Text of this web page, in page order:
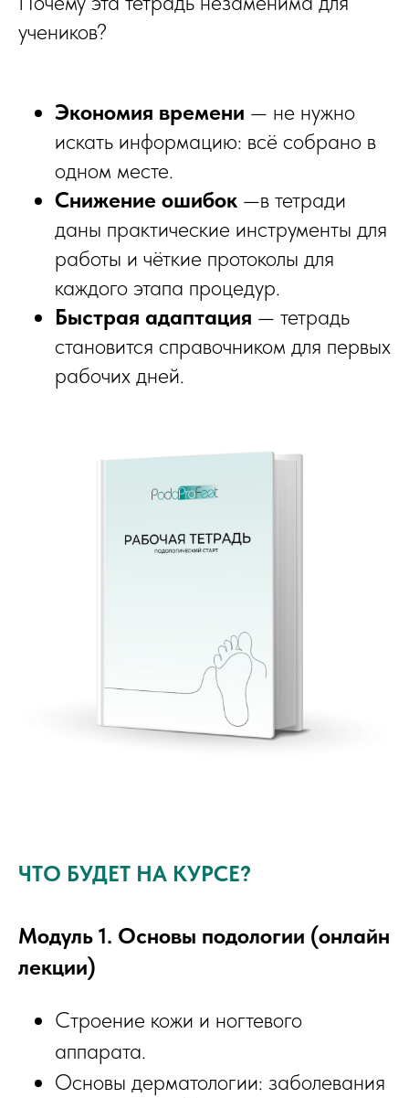
учеников?
Экономия времени — не нужно
искать информацию: всё собрано в
одном месте.
Снижение ошибок —в тетради
даны практические инструменты для
работы и чёткие протоколы для
каждого этапа процедур.
Быстрая адаптация — тетрадь
становится справочником для первых
рабочих дней.
ЧТО БУДЕТ НА КУРСЕ?
Модуль 1. Основы подологии (онлайн
лекции)
Строение кожи и ногтевого
аппарата.
Основы дерматологии: заболевания